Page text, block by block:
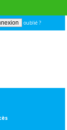
oublié ?